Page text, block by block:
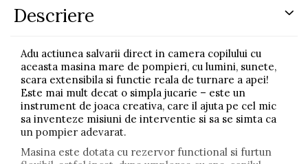
Descriere
Adu actiunea salvarii direct in camera copilului cu
aceasta masina mare de pompieri, cu lumini, sunete,
scara extensibila si functie reala de turnare a apei!
Este mai mult decat o simpla jucarie – este un
instrument de joaca creativa, care il ajuta pe cel mic
sa inventeze misiuni de interventie si sa se simta ca
un pompier adevarat.
Masina este dotata cu rezervor functional si furtun